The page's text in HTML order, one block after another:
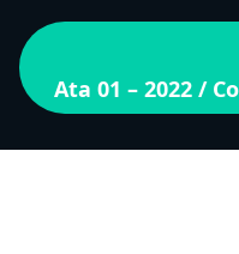
Ata 01 – 2022 /